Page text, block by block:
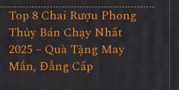
Top 8 Chai Rượu Phong
Thủy Bán Chạy Nhất
2025 – Quà Tặng May
Mắn, Đẳng Cấp